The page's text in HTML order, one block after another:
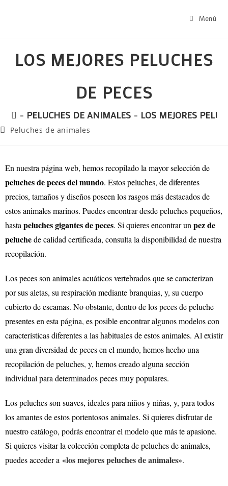
Menú
LOS MEJORES PELUCHES
DE PECES
- PELUCHES DE ANIMALES - LOS MEJORES
Peluches de animales
En nuestra página web, hemos recopilado la mayor selección de
peluches de peces del mundo. Estos peluches, de diferentes
precios, tamaños y diseños poseen los rasgos más destacados de
estos animales marinos. Puedes encontrar desde peluches pequeños,
hasta peluches gigantes de peces. Si quieres encontrar un pez de
peluchede calidad certificada, consulta la disponibilidad de nuestra
recopilación.
Los peces son animales acuáticos vertebrados que se caracterizan
por sus aletas, su respiración mediante branquias, y, su cuerpo
cubierto de escamas. No obstante, dentro de los peces de peluche
presentes en esta página, es posible encontrar algunos modelos con
características diferentes a las habituales de estos animales. Al existir
una gran diversidad de peces en el mundo, hemos hecho una
recopilación de peluches, y, hemos creado alguna sección
individual para determinados peces muy populares.
Los peluches son suaves, ideales para niños y niñas, y, para todos
los amantes de estos portentosos animales. Si quieres disfrutar de
nuestro catálogo, podrás encontrar el modelo que más te apasione.
Si quieres visitar la colección completa de peluches de animales,
puedes acceder a «los mejores peluches de animales».